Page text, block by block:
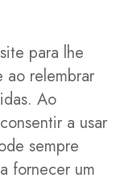
para lhe
ao relembrar
Ao
a usar
sempre
fornecer um